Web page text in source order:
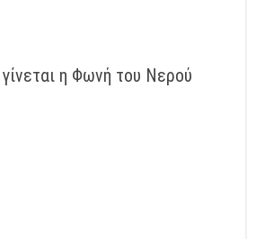
η Φωνή του Νερού